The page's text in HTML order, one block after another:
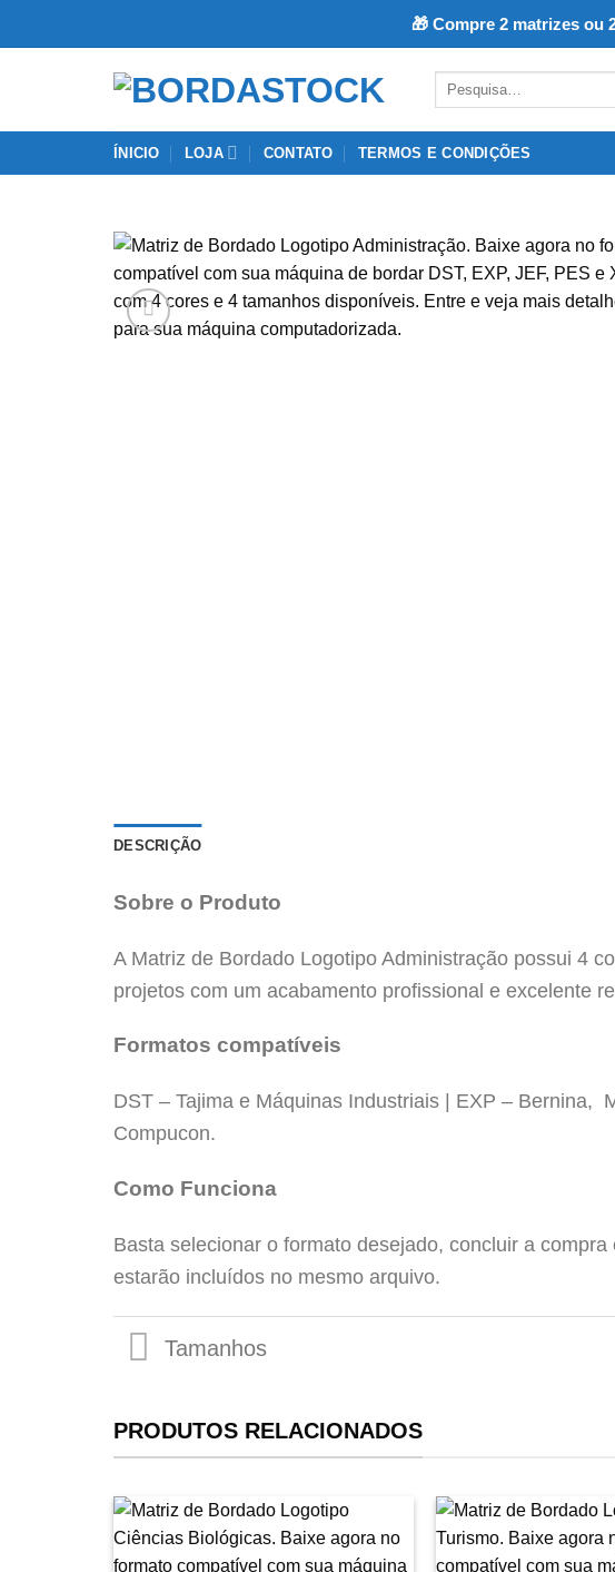
🎁 Compre 2 matrizes ou
Pesquisar
ÍNICIO LOJA CONTATO TERMOS E CONDIÇÕES
DESCRIÇÃO
Sobre o Produto
A Matriz de Bordado Logotipo Administração possui 4
projetos com um acabamento profissional e excelente
Formatos compatíveis
DST – Tajima e Máquinas Industriais | EXP –
Compucon.
Como Funciona
Basta selecionar o formato desejado, concluir a
estarão incluídos no mesmo arquivo.
Tamanhos
PRODUTOS RELACIONADOS
Favoritar